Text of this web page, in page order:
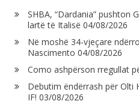
SHBA, “Dardania” pushton
lartë të Italisë 04/08/2026
Në moshë 34-vjeçare
Nascimento 04/08/2026
Como ashpërson rregullat
Debutim ëndërrash për Olti
IF! 03/08/2026